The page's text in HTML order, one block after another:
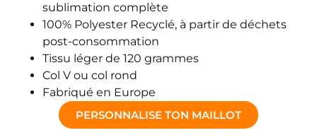
sublimation complète
100% Polyester Recyclé, à partir de déchets
post-consommation
Tissu léger de 120 grammes
Col V ou col rond
Fabriqué en Europe
PERSONNALISE TON MAILLOT